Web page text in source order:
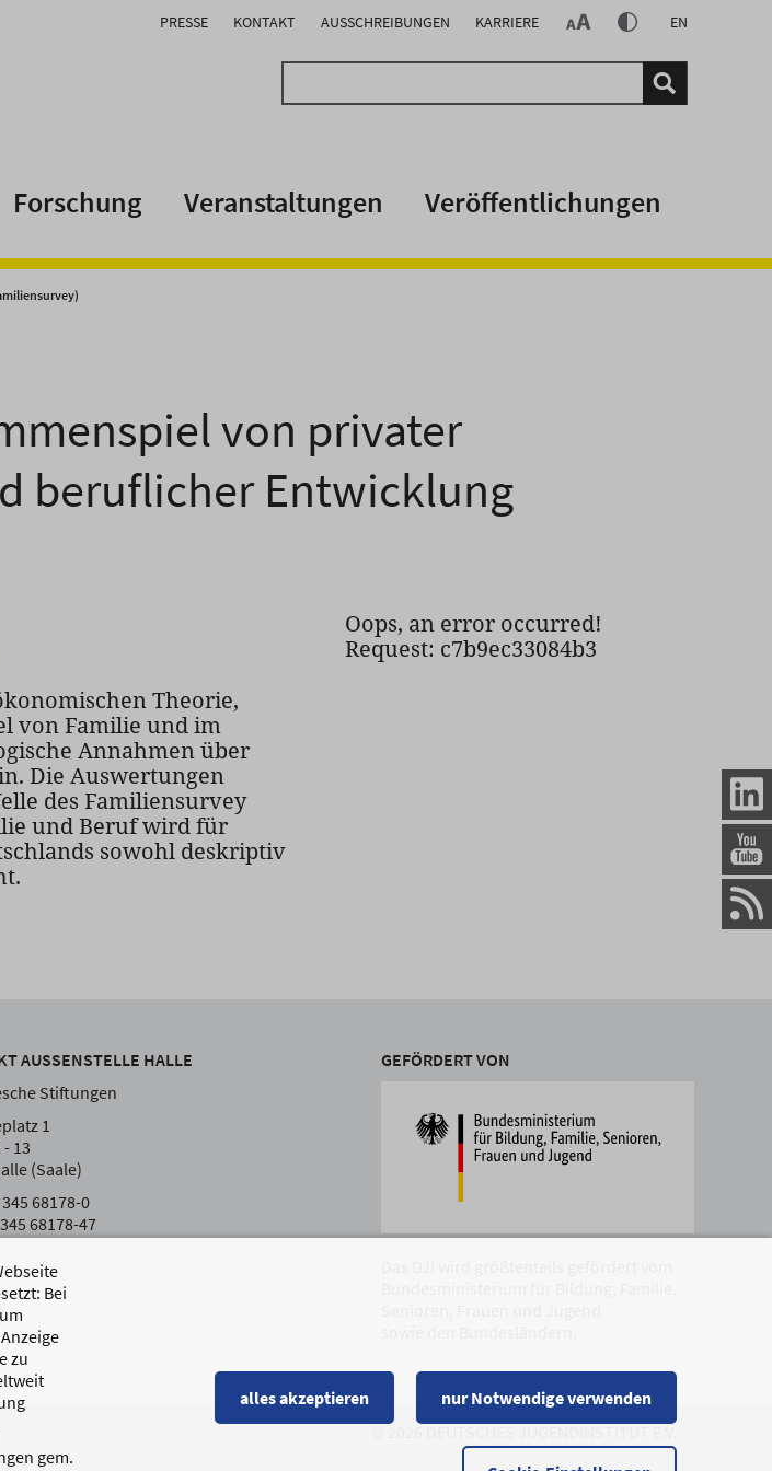
PRESSE KONTAKT AUSSCHREIBUNGEN KARRIERE EN
Forschung Veranstaltungen Veröffentlichungen
Bei
zu
gem.
alles akzeptieren nur Notwendige verwenden
von privater
beruflicher Entwicklung
Theorie,
von Familie und im
Annahmen über
Die Auswertungen
des Familiensurvey
und Beruf wird für
sowohl deskriptiv
Oops, an error occurred!
Request: c7b9ec33084b3
AUSSENSTELLE HALLE
Stiftungen
1
13
(Saale)
68178-0
68178-47
GEFÖRDERT VON